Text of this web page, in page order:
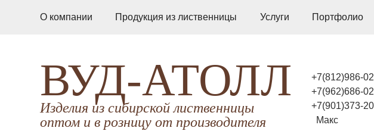
О компании Продукция из лиственницы Услуги Портфолио
ВУД-АТОЛЛ
Изделия из сибирской лиственницы
оптом и в розницу от производителя
+7(812)986-
+7(962)686-
+7(901)373-
Макс